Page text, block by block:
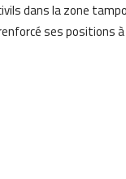
dans la zone
ses positions